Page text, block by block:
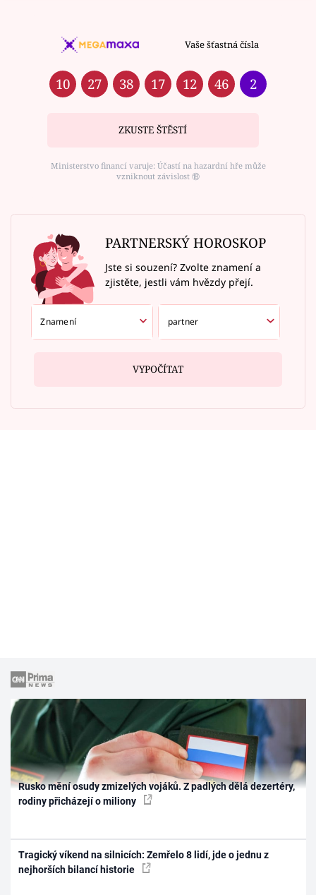
Vaše šťastná čísla
10 27 38 17 12 46 2
ZKUSTE ŠTĚSTÍ
Ministerstvo financí varuje: Účastí na hazardní hře může
vzniknout závislost ⑱
PARTNERSKÝ HOROSKOP
Jste si souzení? Zvolte znamení a
zjistěte, jestli vám hvězdy přejí.
VYPOČÍTAT
Rusko mění osudy zmizelých vojáků. Z padlých dělá dezertéry,
rodiny přicházejí o miliony
Tragický víkend na silnicích: Zemřelo 8 lidí, jde o jednu z
nejhorších bilancí historie